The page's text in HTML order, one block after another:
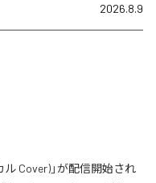
2026.8.9
Cover)」が配信開始され